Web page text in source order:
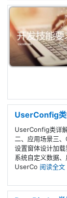
UserConfig
UserConfig类详
二、应用场景三
设置窗体设计加
系统自定义数据
UserCo 阅读全文